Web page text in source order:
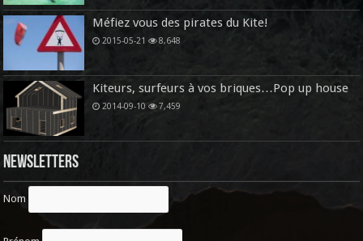
Méfiez vous des pirates du Kite!
2015-05-21 8,648
Kiteurs, surfeurs à vos briques…Pop up house
2014-09-10 7,459
Newsletters
Nom